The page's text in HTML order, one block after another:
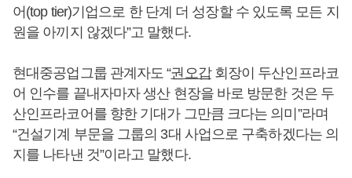
어(top tier)기업으로 한 단계 더 성장할 수 있도록 모든 지
원을 아끼지 않겠다”고 말했다.
현대중공업그룹 관계자도 “권오갑회장이 두산인프라코
어 인수를 끝내자마자 생산 현장을 바로 방문한 것은 두
산인프라코어를 향한 기대가 그만큼 크다는 의미”라며
“건설기계 부문을 그룹의 3대 사업으로 구축하겠다는 의
지를 나타낸 것”이라고 말했다.